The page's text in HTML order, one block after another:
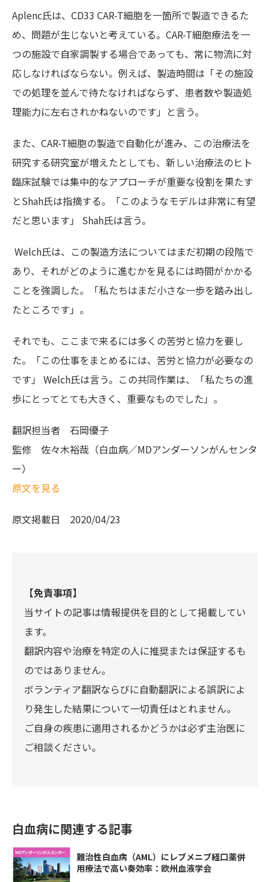
Aplenc氏は、 CD33 CAR-T細胞を一箇所で製造できるた
め、問題が生じないと考えている。 CAR-T細胞療法を一
つの施設で自家調製する場合であっても、常に物流に対
応しなければならない。例えば、製造時間は「その施設
での処理を並んで待たなければならず、患者数や製造処
理能力に左右されかねないのです」と言う。
また、 CAR-T細胞の製造で自動化が進み、この治療法を
研究する研究室が増えたとしても、新しい治療法のヒト
臨床試験では集中的なアプローチが重要な役割を果たす
とShah氏は指摘する。「このようなモデルは非常に有望
だと思います」
Shah氏は言う。
Welch氏は、この製造方法についてはまだ初期の段階で
あり、それがどのように進むかを見るには時間がかかる
ことを強調した。「私たちはまだ小さな一歩を踏み出し
たところです」。
それでも、ここまで来るには多くの苦労と協力を要し
た。「この仕事をまとめるには、苦労と協力が必要なの
です」 Welch氏は言う。この共同作業は、「私たちの進
歩にとってとても大きく、重要なものでした」。
翻訳担当者 石岡優子
監修 佐々木裕哉（白血病／MDアンダーソンがんセンタ
ー）
原文を見る
原文掲載日 2020/04/23
【免責事項】
当サイトの記事は情報提供を目的として掲載してい
ます。
翻訳内容や治療を特定の人に推奨または保証するも
のではありません。
ボランティア翻訳ならびに自動翻訳による誤訳によ
り発生した結果について一切責任はとれません。
ご自身の疾患に適用されるかどうかは必ず主治医に
ご相談ください。
白血病に関連する記事
難治性白血病（AML）にレブメニブ経口薬併
用療法で高い奏効率：欧州血液学会